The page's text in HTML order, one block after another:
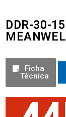
DDR-30-
Ficha
Técnica